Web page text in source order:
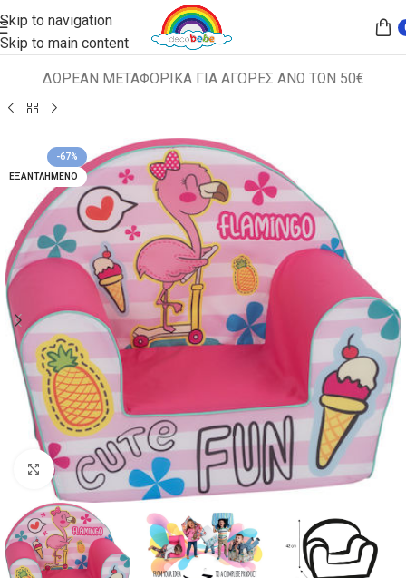
Skip to navigation
Skip to main content
ΔΩΡΕΑΝ ΜΕΤΑΦΟΡΙΚΑ ΓΙΑ ΑΓΟΡΕΣ ΑΝΩ ΤΩΝ 50€
Αρχική σελίδα ΠΑΙΔΙΚΑ ΚΑΘΙΣΜΑΤΑ ΠΟΛΥΘΡΟΝΑΚΙΑ
-67%
ΕΞΑΝΤΛΗΜΈΝΟ
Κλικ για μεγέθυνση